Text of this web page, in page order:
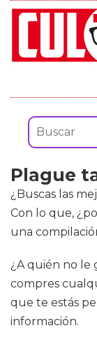
Plague
¿Buscas las
Con lo que,
una
¿A quién no le
compres
que te estás
información.